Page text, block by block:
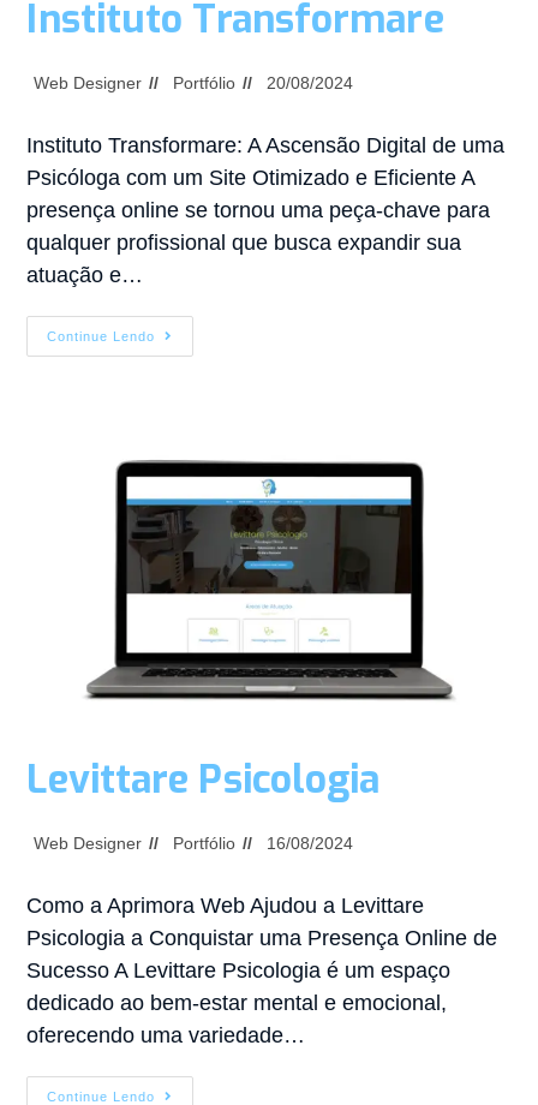
Instituto Transformare
Web Designer Portfólio 20/08/2024
Instituto Transformare: A Ascensão Digital de uma
Psicóloga com um Site Otimizado e Eficiente A
presença online se tornou uma peça-chave para
qualquer profissional que busca expandir sua
atuação e…
Continue Lendo
Levittare Psicologia
Web Designer Portfólio 16/08/2024
Como a Aprimora Web Ajudou a Levittare
Psicologia a Conquistar uma Presença Online de
Sucesso A Levittare Psicologia é um espaço
dedicado ao bem-estar mental e emocional,
oferecendo uma variedade…
Continue Lendo